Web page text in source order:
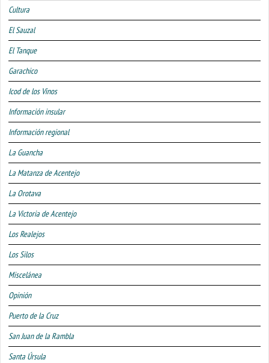
Cultura
El Sauzal
El Tanque
Garachico
Icod de los Vinos
Información insular
Información regional
La Guancha
La Matanza de Acentejo
La Orotava
La Victoria de Acentejo
Los Realejos
Los Silos
Miscelánea
Opinión
Puerto de la Cruz
San Juan de la Rambla
Santa Úrsula